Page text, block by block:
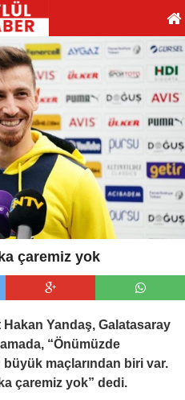
çaremiz yok
Yandaş, Galatasaray
“Önümüzde
büyük maçlarından biri var.
çaremiz yok” dedi.